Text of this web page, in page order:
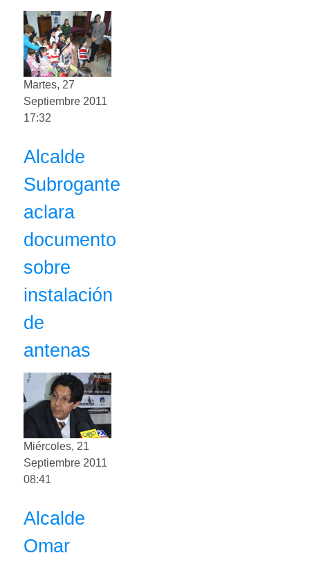
Martes, 27
Septiembre 2011
17:32
Alcalde
Subrogante
aclara
documento
sobre
instalación
de
antenas
Miércoles, 21
Septiembre 2011
08:41
Alcalde
Omar